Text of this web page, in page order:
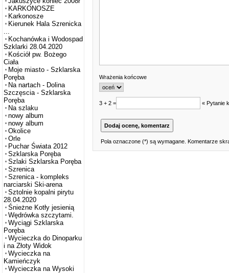
KARKONOSZE
Karkonosze
Kierunek Hala Szrenicka
...
Kochanówka i Wodospad
Szklarki 28.04.2020
Kościół pw. Bożego
Ciała
Moje miasto - Szklarska
Poręba
Na nartach - Dolina
Szczęscia - Szklarska
Poręba
Na szlaku
nowy album
nowy album
Okolice
Orle
Puchar Świata 2012
Szklarska Poręba
Szlaki Szklarska Poręba
Szrenica
Szrenica - kompleks
narciarski Ski-arena
Sztolnie kopalni pirytu
28.04.2020
Śnieżne Kotły jesienią
Wędrówka szczytami.
Wyciągi Szklarska
Poręba
Wycieczka do Dinoparku
i na Złoty Widok
Wycieczka na
Kamieńczyk
Wycieczka na Wysoki
Wrażenia końcowe
3 + 2 = « Pytanie
Pola oznaczone (*) są wymagane. Komentarze